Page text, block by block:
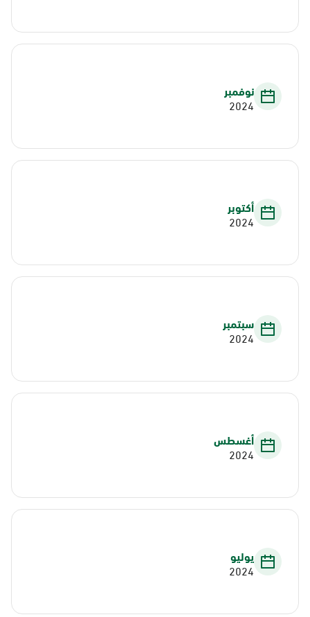
نوفمبر
2024
أكتوبر
2024
سبتمبر
2024
أغسطس
2024
يوليو
2024